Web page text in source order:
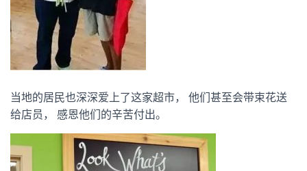
当地的居民也深深爱上了这家超市， 他们甚至会带束花送
给店员， 感恩他们的辛苦付出。